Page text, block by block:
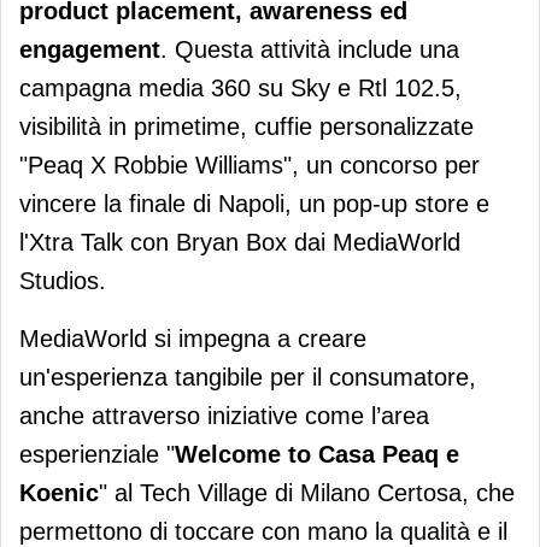
product placement, awareness ed
engagement. Questa attività include una
campagna media 360 su Sky e Rtl 102.5,
visibilità in primetime, cuffie personalizzate
"Peaq X Robbie Williams", un concorso per
vincere la finale di Napoli, un pop-up store e
l'Xtra Talk con Bryan Box dai MediaWorld
Studios.
MediaWorld si impegna a creare
un'esperienza tangibile per il consumatore,
anche attraverso iniziative come l’area
esperienziale "Welcome to Casa Peaq e
Koenic" al Tech Village di Milano Certosa, che
permettono di toccare con mano la qualità e il